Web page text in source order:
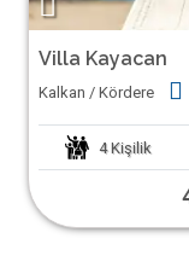
Villa Kayacan
Kalkan / Kördere
4 Kişilik